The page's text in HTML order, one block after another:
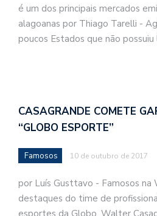
é um dos principais mercados
alagoanas por Thiago Tarelli -
poucos Estados que não
CASAGRANDE COMETE
“GLOBO ESPORTE”
Famosos 10 de outubro de 2017
por Luís Gusttavo - Famosos na
destaques do time de
esportes da Globo, Walter